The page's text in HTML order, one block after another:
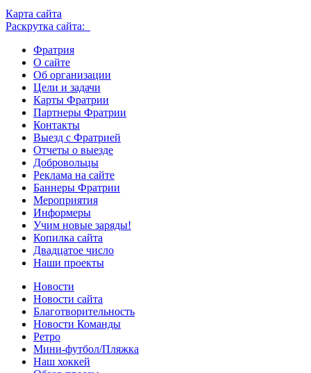
Карта сайта
Раскрутка сайта:
Фратрия
О сайте
Об организации
Цели и задачи
Карты Фратрии
Партнеры Фратрии
Контакты
Выезд с Фратрией
Отчеты о выезде
Добровольцы
Реклама на сайте
Баннеры Фратрии
Мероприятия
Информеры
Учим новые заряды!
Копилка сайта
Двадцатое число
Наши проекты
Новости
Новости сайта
Благотворительность
Новости Команды
Ретро
Мини-футбол/Пляжка
Наш хоккей